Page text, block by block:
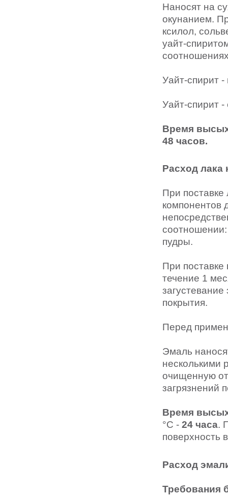
Наносят на
окунанием.
ксилол,
уайт-
Уайт-спирит -
Уайт-спирит -
Время
48 часов.
Расход лака
При
компонентов
пудры.
При поставке
течение 1
покрытия.
Перед
Эмаль
несколькими
очищенную
загрязнений
Время
°С - 24 часа.
поверхность
Расход
Требования